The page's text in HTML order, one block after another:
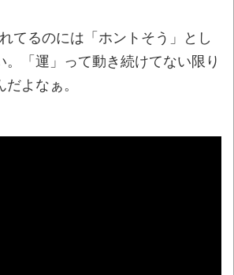
】見た瞬間吹いた画像を貼って
ｗ
】鶏刺し食べた医師、全身麻痺
てるのには「ホントそう」とし
。「運」って動き続けてない限り
よなぁ。